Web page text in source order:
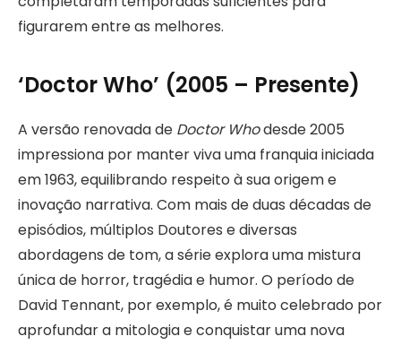
figurarem entre as melhores.
‘Doctor Who’ (2005 – Presente)
A versão renovada de Doctor Whodesde 2005
impressiona por manter viva uma franquia iniciada
em 1963, equilibrando respeito à sua origem e
inovação narrativa. Com mais de duas décadas de
episódios, múltiplos Doutores e diversas
abordagens de tom, a série explora uma mistura
única de horror, tragédia e humor. O período de
David Tennant, por exemplo, é muito celebrado por
aprofundar a mitologia e conquistar uma nova